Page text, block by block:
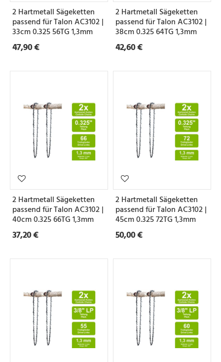
2 Hartmetall Sägeketten
passend für Talon AC3102 |
33cm 0.325 56TG 1,3mm
47,90 €
2 Hartmetall Sägeketten
passend für Talon AC3102 |
38cm 0.325 64TG 1,3mm
42,60 €
2 Hartmetall Sägeketten
passend für Talon AC3102 |
40cm 0.325 66TG 1,3mm
37,20 €
2 Hartmetall Sägeketten
passend für Talon AC3102 |
45cm 0.325 72TG 1,3mm
50,00 €